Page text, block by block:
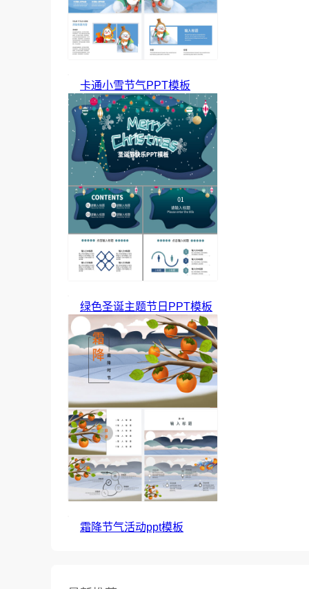
卡通小雪节气PPT模板
绿色圣诞主题节日PPT模板
霜降节气活动ppt模板